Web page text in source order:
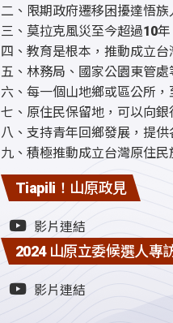
二、限期政府遷移困擾達悟
三、莫拉克風災至今超過10
四、教育是根本，推動成立台
五、林務局、國家公園東管
六、每一個山地鄉或區公所
七、原住民保留地，可以向
八、支持青年回鄉發展，提供
九、積極推動成立台灣原住民
Tiapili！山原政見
影片連結
2024 山原立委候選人專
影片連結